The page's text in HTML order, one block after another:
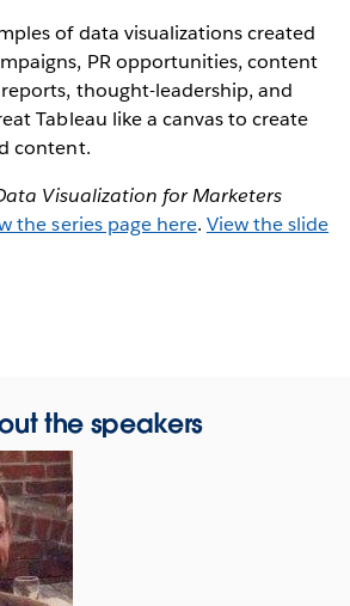
of data visualizations created
PR opportunities, content
thought-leadership, and
Tableau like a canvas to create
content.
Visualization for Marketers
the series page here. View the slide
the speakers